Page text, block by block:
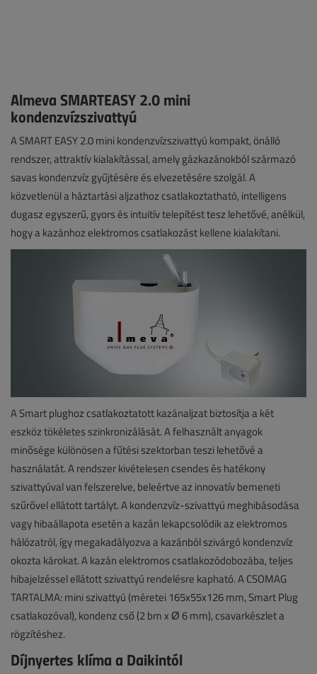
Almeva SMARTEASY 2.0 mini
kondenzvízszivattyú
A SMART EASY 2.0 mini kondenzvízszivattyú kompakt, önálló
rendszer, attraktív kialakítással, amely gázkazánokból származó
savas kondenzvíz gyűjtésére és elvezetésére szolgál. A
közvetlenül a háztartási aljzathoz csatlakoztatható, intelligens
dugasz egyszerű, gyors és intuitív telepítést tesz lehetővé, anélkül,
hogy a kazánhoz elektromos csatlakozást kellene kialakítani.
A Smart plughoz csatlakoztatott kazánaljzat biztosítja a két
eszköz tökéletes szinkronizálását. A felhasznált anyagok
minősége különösen a fűtési szektorban teszi lehetővé a
használatát. A rendszer kivételesen csendes és hatékony
szivattyúval van felszerelve, beleértve az innovatív bemeneti
szűrővel ellátott tartályt. A kondenzvíz-szivattyú meghibásodása
vagy hibaállapota esetén a kazán lekapcsolódik az elektromos
hálózatról, így megakadályozva a kazánból szivárgó kondenzvíz
okozta károkat. A kazán elektromos csatlakozódobozába, teljes
hibajelzéssel ellátott szivattyú rendelésre kapható. A CSOMAG
TARTALMA: mini szivattyú (méretei 165x55x126 mm, Smart Plug
csatlakozóval), kondenz cső (2 bm x Ø 6 mm), csavarkészlet a
rögzítéshez.
Díjnyertes klíma a Daikintól